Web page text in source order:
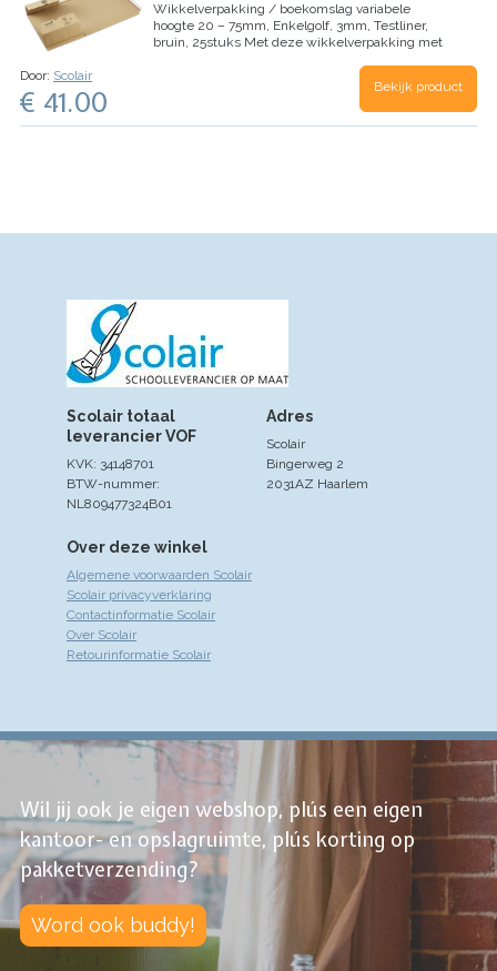
Wikkelverpakking / boekomslag variabele
hoogte 20 – 75mm, Enkelgolf, 3mm, Testliner,
bruin, 25stuks Met deze wikkelverpakking met
gemakkelijk verzenden dankzij de zelfklevende
sluiting en scheurstrip. Het is een ideale
oplossing voor een groot aantal formaten.
Productvoordelen:– Rondom randbescherming–
Door: Scolair
€ 41.00 Bekijk product
Over deze winkel
Algemene voorwaarden Scolair
Scolair privacyverklaring
Contactinformatie Scolair
Over Scolair
Retourinformatie Scolair
Adres
Scolair
Bingerweg 2
2031AZ Haarlem
Scolair totaal
leverancier VOF
KVK: 34148701
BTW-nummer:
NL809477324B01
Wil jij ook je eigen webshop, plús een eigen
kantoor- en opslagruimte, plús korting op
pakketverzending?
Word ook buddy!